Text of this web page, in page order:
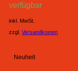
verfügbar
inkl. MwSt.
zzgl. Versandkosten
Neuheit